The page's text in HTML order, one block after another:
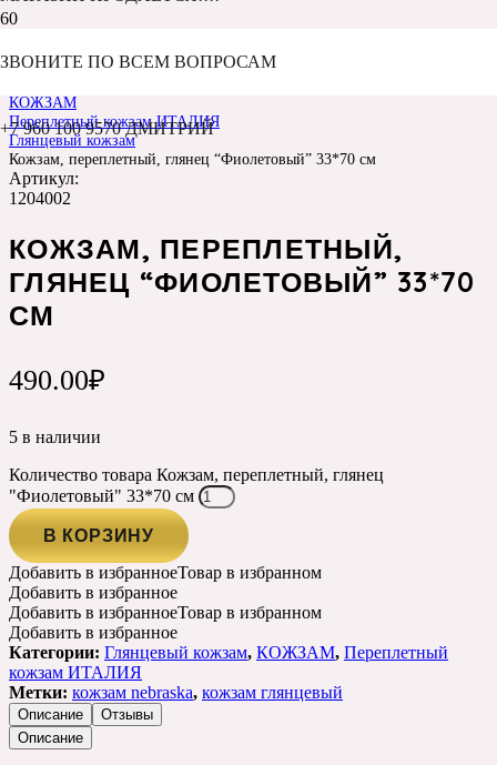
ЗВОНИТЕ ПО ВСЕМ ВОПРОСАМ
+7 960 100 9570 ДМИТРИЙ
Главная
КОЖЗАМ
Переплетный кожзам ИТАЛИЯ
Глянцевый кожзам
Кожзам, переплетный, глянец “Фиолетовый” 33*70 см
Артикул:
1204002
КОЖЗАМ, ПЕРЕПЛЕТНЫЙ,
ГЛЯНЕЦ “ФИОЛЕТОВЫЙ” 33*70
СМ
490.00₽
5 в наличии
Количество товара Кожзам, переплетный, глянец
"Фиолетовый" 33*70 см
В КОРЗИНУ
Добавить в избранноеТовар в избранном
Добавить в избранное
Добавить в избранноеТовар в избранном
Добавить в избранное
Категории: Глянцевый кожзам, КОЖЗАМ, Переплетный
кожзам ИТАЛИЯ
Метки: кожзам nebraska, кожзам глянцевый
Описание
Отзывы
Описание